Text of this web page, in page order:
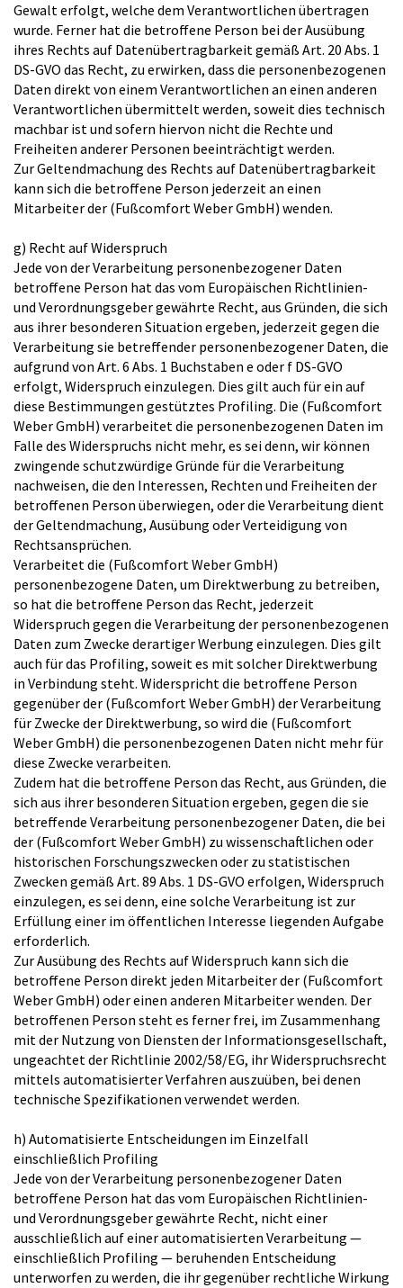
Gewalt erfolgt, welche dem Verantwortlichen übertragen
wurde. Ferner hat die betroffene Person bei der Ausübung
ihres Rechts auf Datenübertragbarkeit gemäß Art. 20 Abs. 1
DS-GVO das Recht, zu erwirken, dass die personenbezogenen
Daten direkt von einem Verantwortlichen an einen anderen
Verantwortlichen übermittelt werden, soweit dies technisch
machbar ist und sofern hiervon nicht die Rechte und
Freiheiten anderer Personen beeinträchtigt werden.
Zur Geltendmachung des Rechts auf Datenübertragbarkeit
kann sich die betroffene Person jederzeit an einen
Mitarbeiter der (Fußcomfort Weber GmbH) wenden.
g) Recht auf Widerspruch
Jede von der Verarbeitung personenbezogener Daten
betroffene Person hat das vom Europäischen Richtlinien-
und Verordnungsgeber gewährte Recht, aus Gründen, die sich
aus ihrer besonderen Situation ergeben, jederzeit gegen die
Verarbeitung sie betreffender personenbezogener Daten, die
aufgrund von Art. 6 Abs. 1 Buchstaben e oder f DS-GVO
erfolgt, Widerspruch einzulegen. Dies gilt auch für ein auf
diese Bestimmungen gestütztes Profiling. Die (Fußcomfort
Weber GmbH) verarbeitet die personenbezogenen Daten im
Falle des Widerspruchs nicht mehr, es sei denn, wir können
zwingende schutzwürdige Gründe für die Verarbeitung
nachweisen, die den Interessen, Rechten und Freiheiten der
betroffenen Person überwiegen, oder die Verarbeitung dient
der Geltendmachung, Ausübung oder Verteidigung von
Rechtsansprüchen.
Verarbeitet die (Fußcomfort Weber GmbH)
personenbezogene Daten, um Direktwerbung zu betreiben,
so hat die betroffene Person das Recht, jederzeit
Widerspruch gegen die Verarbeitung der personenbezogenen
Daten zum Zwecke derartiger Werbung einzulegen. Dies gilt
auch für das Profiling, soweit es mit solcher Direktwerbung
in Verbindung steht. Widerspricht die betroffene Person
gegenüber der (Fußcomfort Weber GmbH) der Verarbeitung
für Zwecke der Direktwerbung, so wird die (Fußcomfort
Weber GmbH) die personenbezogenen Daten nicht mehr für
diese Zwecke verarbeiten.
Zudem hat die betroffene Person das Recht, aus Gründen, die
sich aus ihrer besonderen Situation ergeben, gegen die sie
betreffende Verarbeitung personenbezogener Daten, die bei
der (Fußcomfort Weber GmbH) zu wissenschaftlichen oder
historischen Forschungszwecken oder zu statistischen
Zwecken gemäß Art. 89 Abs. 1 DS-GVO erfolgen, Widerspruch
einzulegen, es sei denn, eine solche Verarbeitung ist zur
Erfüllung einer im öffentlichen Interesse liegenden Aufgabe
erforderlich.
Zur Ausübung des Rechts auf Widerspruch kann sich die
betroffene Person direkt jeden Mitarbeiter der (Fußcomfort
Weber GmbH) oder einen anderen Mitarbeiter wenden. Der
betroffenen Person steht es ferner frei, im Zusammenhang
mit der Nutzung von Diensten der Informationsgesellschaft,
ungeachtet der Richtlinie 2002/58/EG, ihr Widerspruchsrecht
mittels automatisierter Verfahren auszuüben, bei denen
technische Spezifikationen verwendet werden.
h) Automatisierte Entscheidungen im Einzelfall
einschließlich Profiling
Jede von der Verarbeitung personenbezogener Daten
betroffene Person hat das vom Europäischen Richtlinien-
und Verordnungsgeber gewährte Recht, nicht einer
ausschließlich auf einer automatisierten Verarbeitung —
einschließlich Profiling — beruhenden Entscheidung
unterworfen zu werden, die ihr gegenüber rechtliche Wirkung